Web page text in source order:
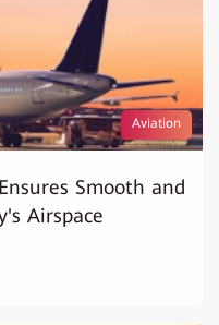
Aviation
Smooth and
Airspace